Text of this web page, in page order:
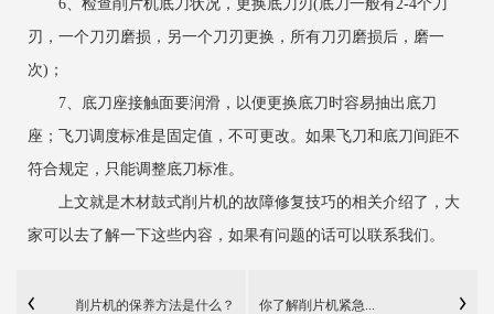
6、检查削片机底刀状况，更换底刀刃(底刀一般有2-4个刀
刃，一个刀刃磨损，另一个刀刃更换，所有刀刃磨损后，磨一
次)；
7、底刀座接触面要润滑，以便更换底刀时容易抽出底刀
座；飞刀调度标准是固定值，不可更改。如果飞刀和底刀间距不
符合规定，只能调整底刀标准。
上文就是木材鼓式削片机的故障修复技巧的相关介绍了，大
家可以去了解一下这些内容，如果有问题的话可以联系我们。
削片机的保养方法是什么？ 你了解削片机紧急...